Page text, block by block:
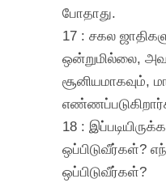
போதாது.
17 : சகல
ஒன்றுமில்லை,
சூனியமாகவும்,
18 :
ஒப்பிடுவீர்கள்?
ஒப்பிடுவீர்கள்?